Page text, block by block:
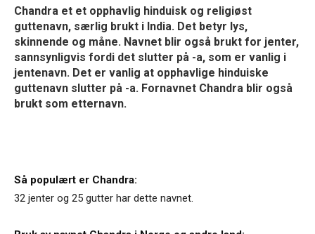
Chandra et et opphavlig hinduisk og religiøst
guttenavn, særlig brukt i India. Det betyr lys,
skinnende og måne. Navnet blir også brukt for jenter,
sannsynligvis fordi det slutter på -a, som er vanlig i
jentenavn. Det er vanlig at opphavlige hinduiske
guttenavn slutter på -a. Fornavnet Chandra blir også
brukt som etternavn.
Så populært er Chandra:
32 jenter og 25 gutter har dette navnet.